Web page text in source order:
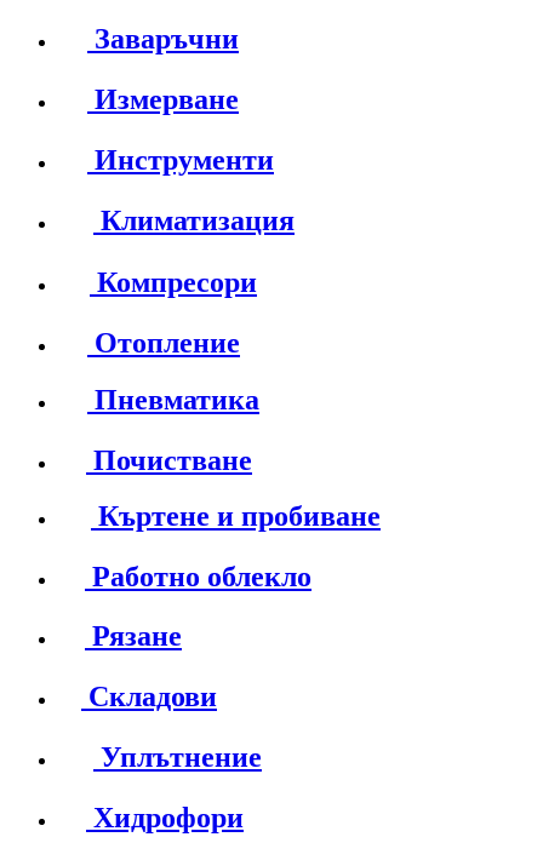
Заваръчни
Измерване
Инструменти
Климатизация
Компресори
Отопление
Пневматика
Почистване
Къртене и пробиване
Работно облекло
Рязане
Складови
Уплътнение
Хидрофори